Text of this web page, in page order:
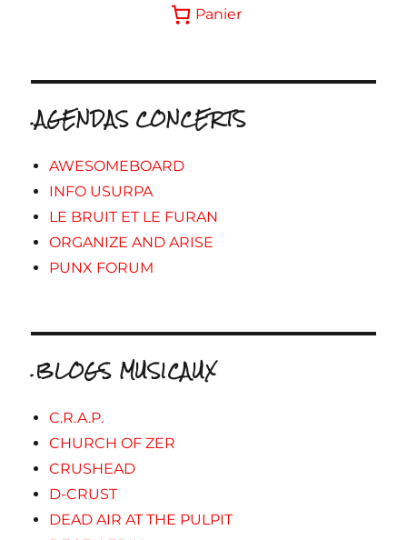
Panier
.AGENDAS CONCERTS
AWESOMEBOARD
INFO USURPA
LE BRUIT ET LE FURAN
ORGANIZE AND ARISE
PUNX FORUM
.BLOGS MUSICAUX
C.R.A.P.
CHURCH OF ZER
CRUSHEAD
D-CRUST
DEAD AIR AT THE PULPIT